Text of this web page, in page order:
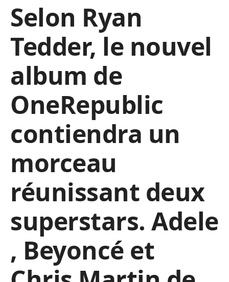
Selon Ryan
Tedder, le nouvel
album de
OneRepublic
contiendra un
morceau
réunissant deux
superstars. Adele
, Beyoncé et